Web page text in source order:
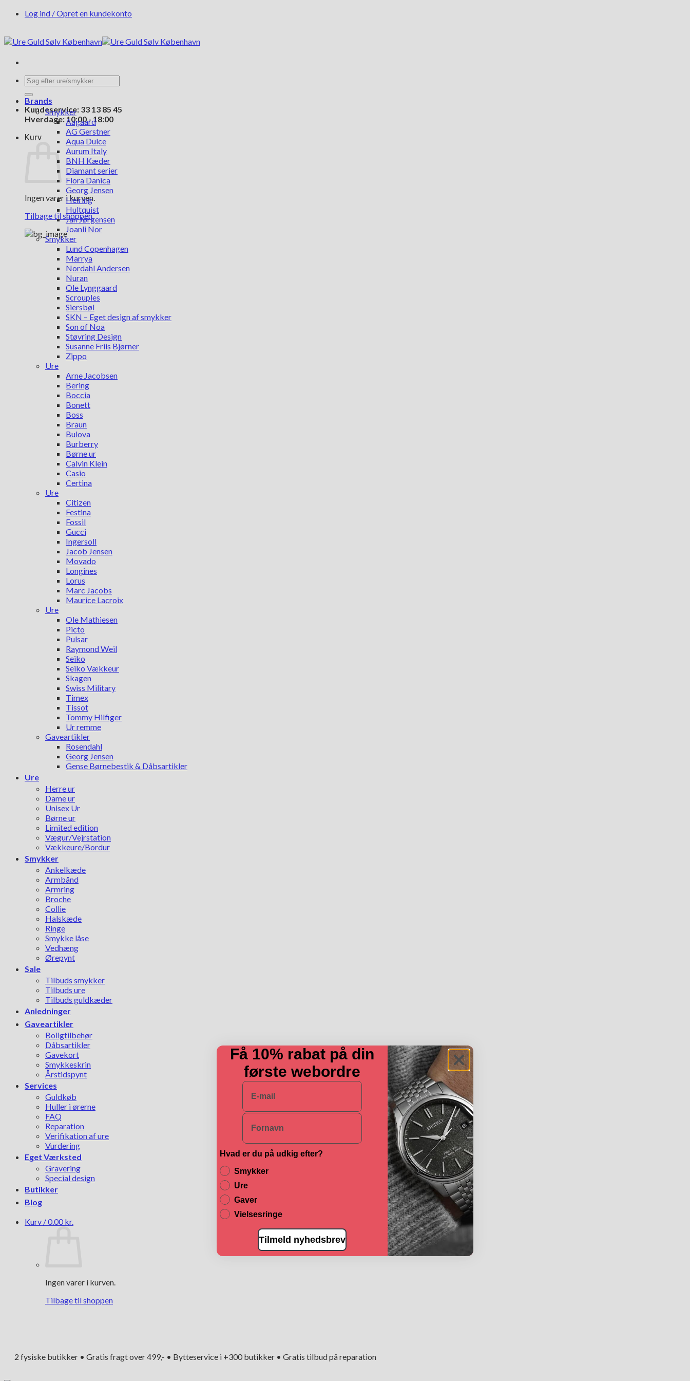
FortsætLog ind / Opret en kundekonto
Søg
efter:
Kundeservice: 33 13 85 45
Hverdage: 10:00 - 18:00
Kurv
Ingen varer i kurven.
Tilbage til shoppen
Brands
Smykker
Aagaard
AG Gerstner
Aqua Dulce
Aurum Italy
BNH Kæder
Diamant serier
Flora Danica
Georg Jensen
Heiring
Hultquist
Jan Jørgensen
Joanli Nor
Smykker
Lund Copenhagen
Marrya
Nordahl Andersen
Nuran
Ole Lynggaard
Scrouples
Siersbøl
SKN – Eget design af smykker
Son of Noa
Støvring Design
Susanne Friis Bjørner
Zippo
Ure
Arne Jacobsen
Bering
Boccia
Bonett
Boss
Braun
Bulova
Burberry
Børne ur
Calvin Klein
Casio
Certina
Ure
Citizen
Festina
Fossil
Gucci
Ingersoll
Jacob Jensen
Movado
Longines
Lorus
Marc Jacobs
Maurice Lacroix
Ure
Ole Mathiesen
Picto
Pulsar
Raymond Weil
Seiko
Seiko Vækkeur
Skagen
Swiss Military
Timex
Tissot
Tommy Hilfiger
Ur remme
Gaveartikler
Rosendahl
Georg Jensen
Gense Børnebestik & Dåbsartikler
Ure
Herre ur
Dame ur
Unisex Ur
Børne ur
Limited edition
Vægur/Vejrstation
Vækkeure/Bordur
Smykker
Ankelkæde
Armbånd
Armring
Broche
Collie
Halskæde
Ringe
Smykke låse
Vedhæng
Ørepynt
Sale
Tilbuds smykker
Tilbuds ure
Tilbuds guldkæder
Anledninger
Gaveartikler
Boligtilbehør
Dåbsartikler
Gavekort
Smykkeskrin
Årstidspynt
Services
Guldkøb
Huller i ørerne
FAQ
Reparation
Verifikation af ure
Vurdering
Eget Værksted
Gravering
Special design
Butikker
Blog
Kurv /0.00 kr.
Ingen varer i kurven.
Tilbage til shoppen
2 fysiske butikker • Gratis fragt over 499,- • Bytteservice i +300 butikker • Gratis tilbud på reparation
Få 10% rabat på din
første webordre
E-mail
Navn
Hvad er du på udkig efter?
Smykker
Ure
Gaver
Vielsesringe
Tilmeld nyhedsbrev